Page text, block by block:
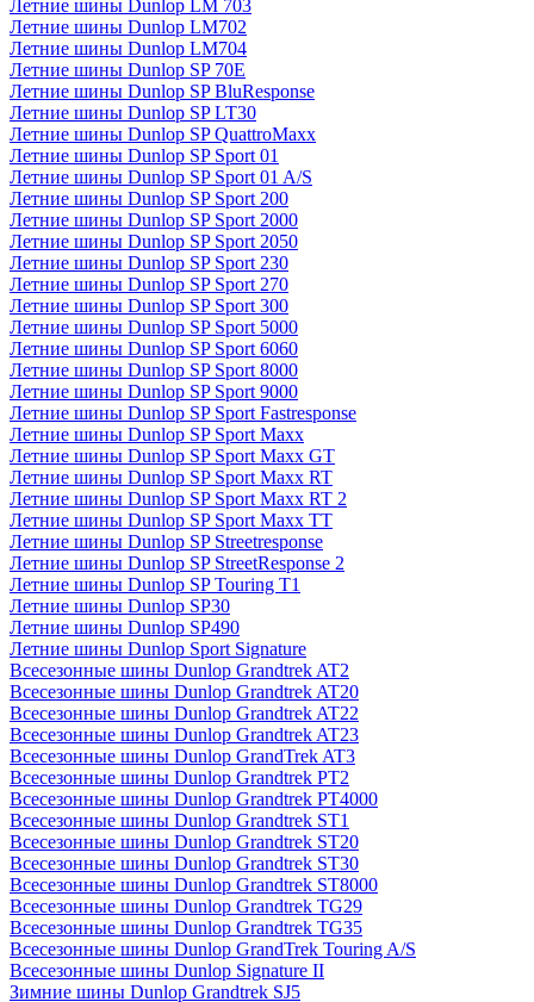
Летние шины Dunlop LM 703
Летние шины Dunlop LM702
Летние шины Dunlop LM704
Летние шины Dunlop SP 70E
Летние шины Dunlop SP BluResponse
Летние шины Dunlop SP LT30
Летние шины Dunlop SP QuattroMaxx
Летние шины Dunlop SP Sport 01
Летние шины Dunlop SP Sport 01 A/S
Летние шины Dunlop SP Sport 200
Летние шины Dunlop SP Sport 2000
Летние шины Dunlop SP Sport 2050
Летние шины Dunlop SP Sport 230
Летние шины Dunlop SP Sport 270
Летние шины Dunlop SP Sport 300
Летние шины Dunlop SP Sport 5000
Летние шины Dunlop SP Sport 6060
Летние шины Dunlop SP Sport 8000
Летние шины Dunlop SP Sport 9000
Летние шины Dunlop SP Sport Fastresponse
Летние шины Dunlop SP Sport Maxx
Летние шины Dunlop SP Sport Maxx GT
Летние шины Dunlop SP Sport Maxx RT
Летние шины Dunlop SP Sport Maxx RT 2
Летние шины Dunlop SP Sport Maxx TT
Летние шины Dunlop SP Streetresponse
Летние шины Dunlop SP StreetResponse 2
Летние шины Dunlop SP Touring T1
Летние шины Dunlop SP30
Летние шины Dunlop SP490
Летние шины Dunlop Sport Signature
Всесезонные шины Dunlop Grandtrek AT2
Всесезонные шины Dunlop Grandtrek AT20
Всесезонные шины Dunlop Grandtrek AT22
Всесезонные шины Dunlop Grandtrek AT23
Всесезонные шины Dunlop GrandTrek AT3
Всесезонные шины Dunlop Grandtrek PT2
Всесезонные шины Dunlop Grandtrek PT4000
Всесезонные шины Dunlop Grandtrek ST1
Всесезонные шины Dunlop Grandtrek ST20
Всесезонные шины Dunlop Grandtrek ST30
Всесезонные шины Dunlop Grandtrek ST8000
Всесезонные шины Dunlop Grandtrek TG29
Всесезонные шины Dunlop Grandtrek TG35
Всесезонные шины Dunlop GrandTrek Touring A/S
Всесезонные шины Dunlop Signature II
Зимние шины Dunlop Grandtrek SJ5